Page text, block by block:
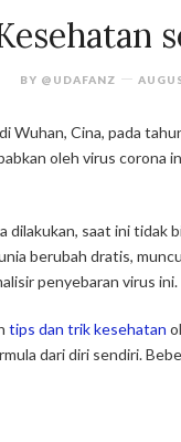
BY @UDAFANZ
Wuhan, Cina, pada
oleh virus corona
dilakukan, saat ini tidak
berubah dratis,
penyebaran virus ini.
tips dan trik kesehatan
dari diri sendiri.